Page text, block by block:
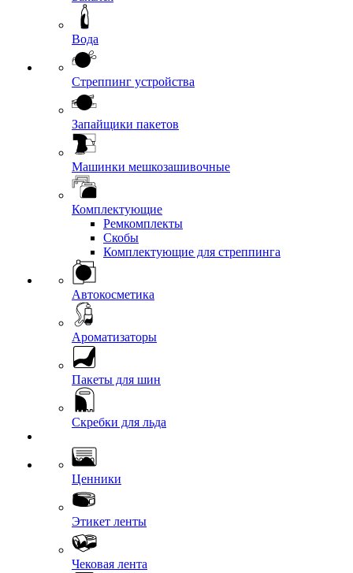
Вода
Стреппинг устройства
Запайщики пакетов
Машинки мешкозашивочные
Комплектующие
Ремкомплекты
Скобы
Комплектующие для стреппинга
Автокосметика
Ароматизаторы
Пакеты для шин
Скребки для льда
Ценники
Этикет ленты
Чековая лента